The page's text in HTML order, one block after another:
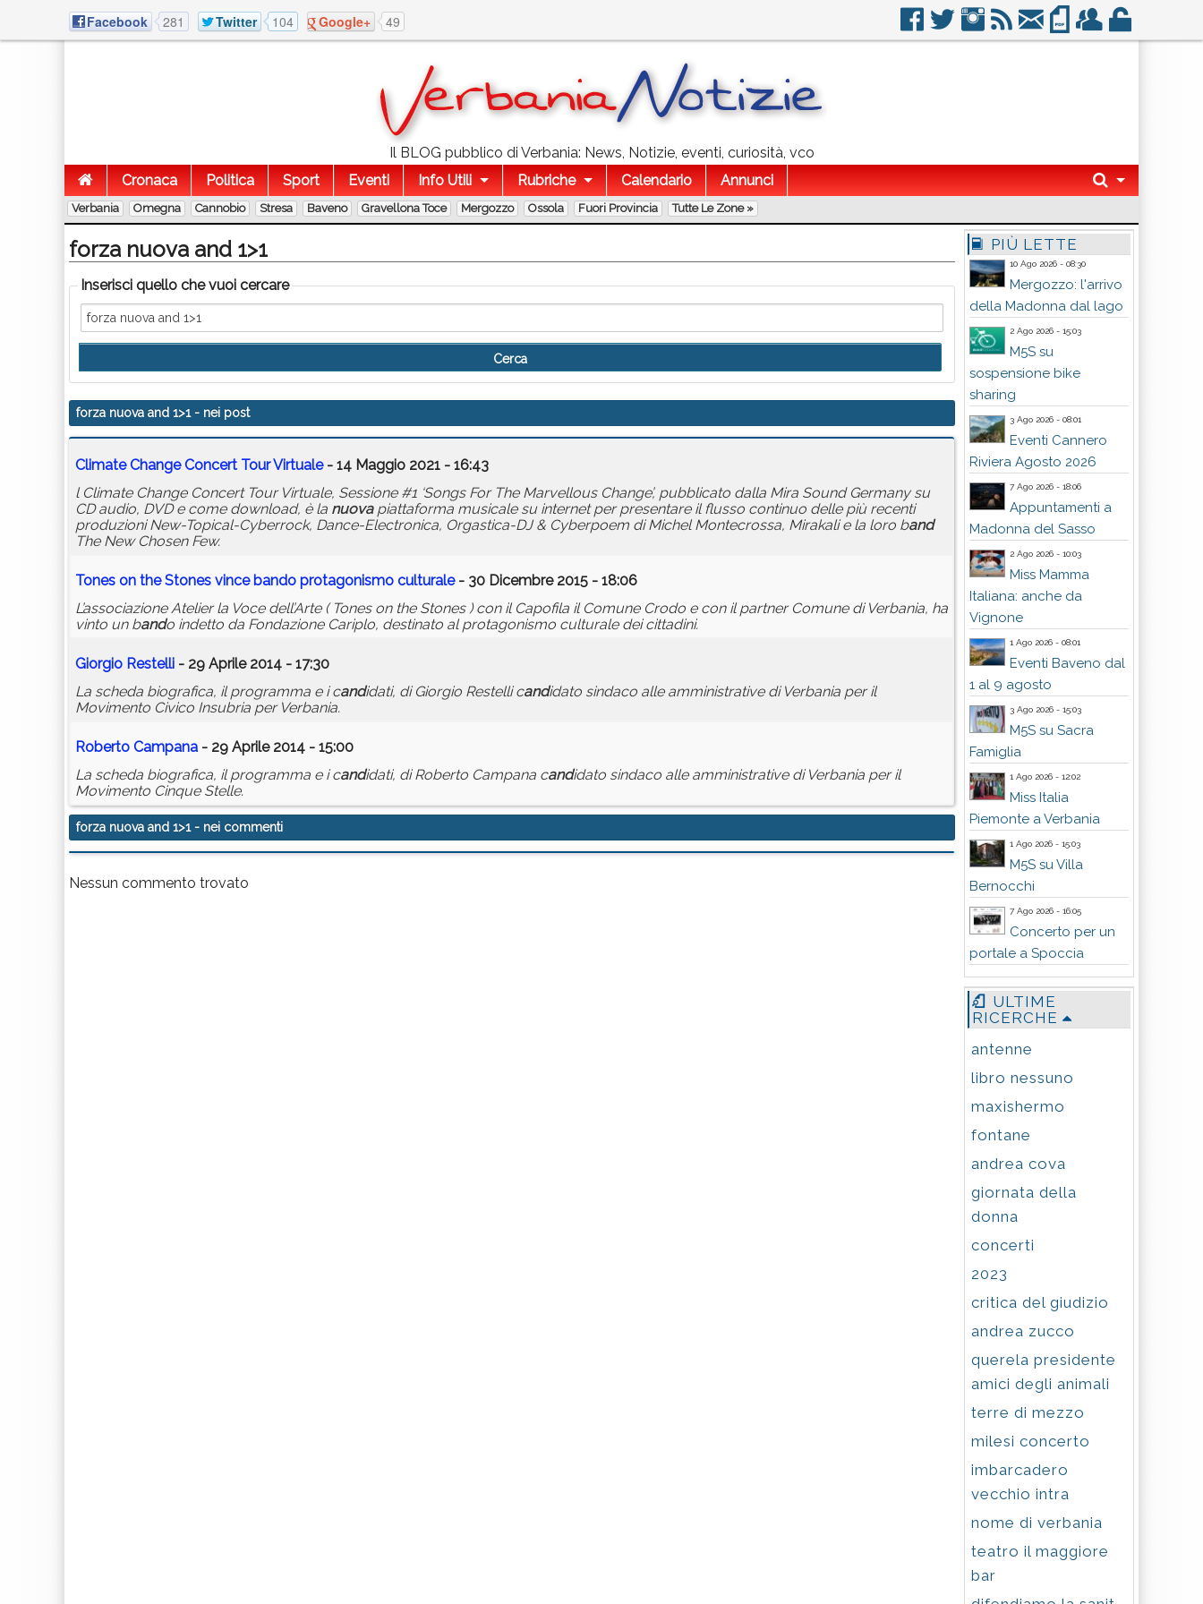
Facebook 281 Twitter 104 Google+ 49
Il BLOG pubblico di Verbania: News, Notizie, eventi, curiosità, vco
Cronaca
Politica Sport Eventi Info Utili Rubriche Calendario Annunci
Verbania Omegna Cannobio Stresa Baveno Gravellona Toce Mergozzo Ossola Fuori Provincia Tutte Le Zone »
forza nuova and 1>1
Inserisci quello che vuoi cercare
forza nuova and 1>1- nei post
Climate Change Concert Tour Virtuale- 14 Maggio 2021 - 16:43
l Climate Change Concert Tour Virtuale, Sessione #1 ‘Songs For The Marvellous Change’, pubblicato dalla Mira Sound Germany su
CD audio, DVD e come download, è la nuovapiattaforma musicale su internet per presentare il flusso continuo delle più recenti
produzioni New-Topical-Cyberrock, Dance-Electronica, Orgastica-DJ & Cyberpoem di Michel Montecrossa, Mirakali e la loro band
The New Chosen Few.
Tones on the Stones vince bando protagonismo culturale- 30 Dicembre 2015 - 18:06
L’associazione Atelier la Voce dell’Arte ( Tones on the Stones ) con il Capofila il Comune Crodo e con il partner Comune di Verbania, ha
vinto un bando indetto da Fondazione Cariplo, destinato al protagonismo culturale dei cittadini.
Giorgio Restelli - 29 Aprile 2014 - 17:30
La scheda biografica, il programma e i candidati, di Giorgio Restelli candidato sindaco alle amministrative di Verbania per il
Movimento Civico Insubria per Verbania.
Roberto Campana - 29 Aprile 2014 - 15:00
La scheda biografica, il programma e i candidati, di Roberto Campana candidato sindaco alle amministrative di Verbania per il
Movimento Cinque Stelle.
forza nuova and 1>1- nei commenti
Nessun commento trovato
PIÙ LETTE
10 Ago 2026 - 08:30
Mergozzo: l'arrivo
della Madonna dal lago
2 Ago 2026 - 15:03
M5S su
sospensione bike
sharing
3 Ago 2026 - 08:01
Eventi Cannero
Riviera Agosto 2026
7 Ago 2026 - 18:06
Appuntamenti a
Madonna del Sasso
2 Ago 2026 - 10:03
Miss Mamma
Italiana: anche da
Vignone
1 Ago 2026 - 08:01
Eventi Baveno dal
1 al 9 agosto
3 Ago 2026 - 15:03
M5S su Sacra
Famiglia
1 Ago 2026 - 12:02
Miss Italia
Piemonte a Verbania
1 Ago 2026 - 15:03
M5S su Villa
Bernocchi
7 Ago 2026 - 16:05
Concerto per un
portale a Spoccia
ULTIME
RICERCHE
antenne
libro nessuno
maxishermo
fontane
andrea cova
giornata della
donna
concerti
2023
critica del giudizio
andrea zucco
querela presidente
amici degli animali
terre di mezzo
milesi concerto
imbarcadero
vecchio intra
nome di verbania
teatro il maggiore
bar